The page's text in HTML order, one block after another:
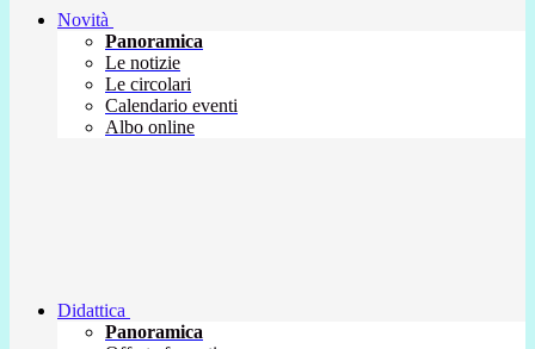
Novità
Panoramica
Le notizie
Le circolari
Calendario eventi
Albo online
Didattica
Panoramica